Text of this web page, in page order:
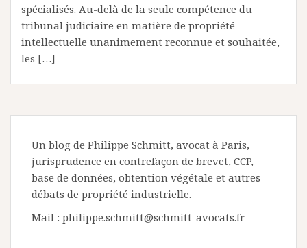
spécialisés. Au-delà de la seule compétence du
tribunal judiciaire en matière de propriété
intellectuelle unanimement reconnue et souhaitée,
les […]
Un blog de Philippe Schmitt, avocat à Paris,
jurisprudence en contrefaçon de brevet, CCP,
base de données, obtention végétale et autres
débats de propriété industrielle.
Mail : philippe.schmitt@schmitt-avocats.fr